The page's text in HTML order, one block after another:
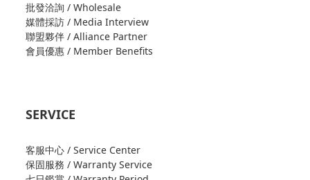
批發洽詢 / Wholesale
媒體採訪 / Media Interview
聯盟夥伴 / Alliance Partner
會員優惠 / Member Benefits
SERVICE
客服中心 / Service Center
保固服務 / Warranty Service